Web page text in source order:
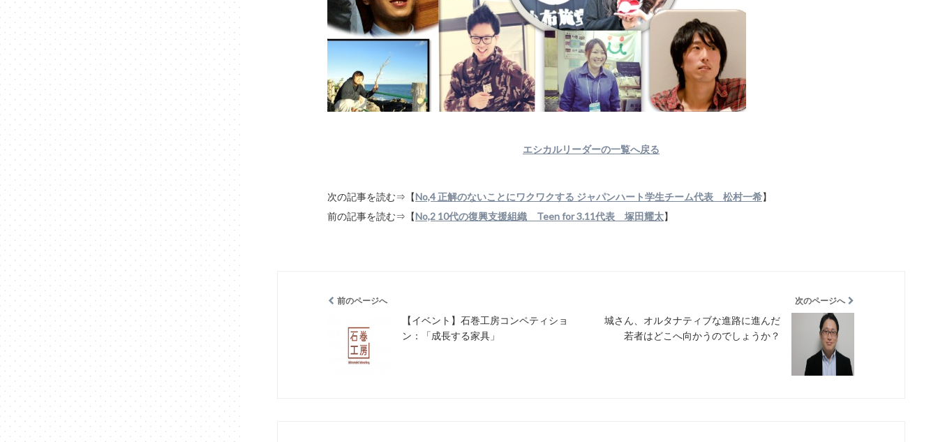
エシカルリーダーの一覧へ戻る
次の記事を読む⇒【No,4 正解のないことにワクワクする ジャパンハート学生チーム代表 松村一希】
前の記事を読む⇒【No,2 10代の復興支援組織 Teen for 3.11代表 塚田耀太】
前のページへ
【イベント】石巻工房コンペティショ
ン：「成長する家具」
次のページへ
城さん、オルタナティブな進路に進んだ
若者はどこへ向かうのでしょうか？